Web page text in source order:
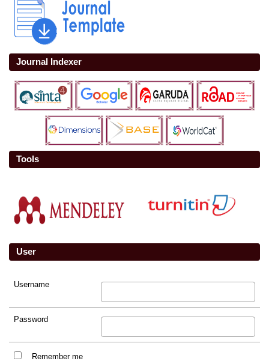
Journal Indexer
Tools
User
Username
Password
Remember me